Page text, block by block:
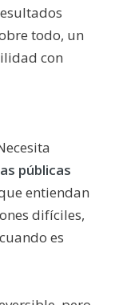
todo, un
con
públicas
entiendan
difíciles,
es